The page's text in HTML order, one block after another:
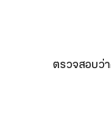
ตรวจสอบว่